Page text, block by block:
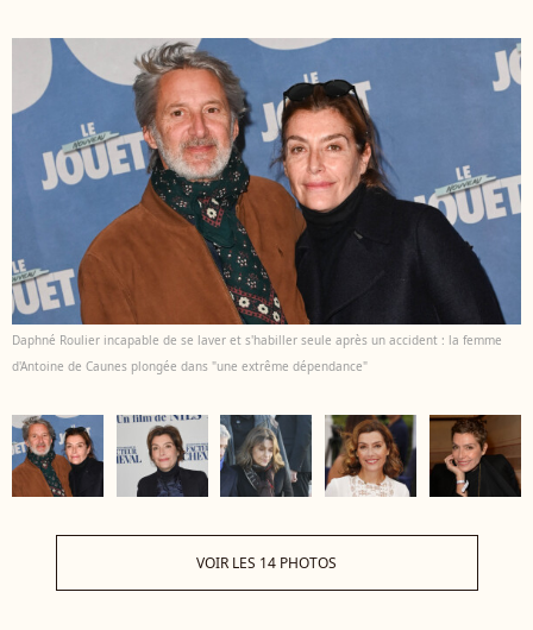
Daphné Roulier incapable de se laver et s'habiller seule après un accident : la femme
d'Antoine de Caunes plongée dans "une extrême dépendance"
VOIR LES 14 PHOTOS